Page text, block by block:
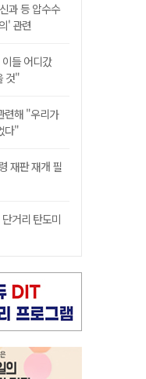
과 등 압수수
' 관련
들 어디갔
것"
련해 "우리가
다"
재판 재개 필
거리 탄도미